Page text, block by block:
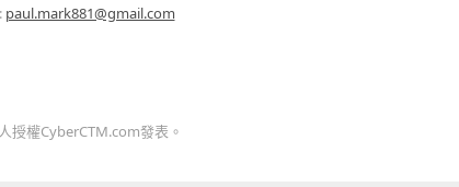
paul.mark881@gmail.com
授權CyberCTM.com發表。
童心探秘澳門的“中國第一”系列── 嬰幼兒親子閱讀推廣